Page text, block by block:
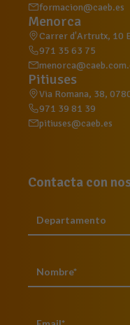
formacion@caeb.es
Menorca
Carrer d'Artrutx, 10
971 35 63 75
Pitiuses
Via Romana, 38,
971 39 81 39
pitiuses@caeb.es
Contacta con